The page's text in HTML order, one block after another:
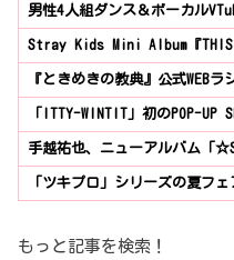
男性4人組ダンス＆ボーカル
Stray Kids Mini Album『THIS
『ときめきの教典』公式WEB
「ITTY-WINTIT」初のPOP-UP
手越祐也、ニューアルバム「
「ツキプロ」シリーズの夏フ
もっと記事を検索！